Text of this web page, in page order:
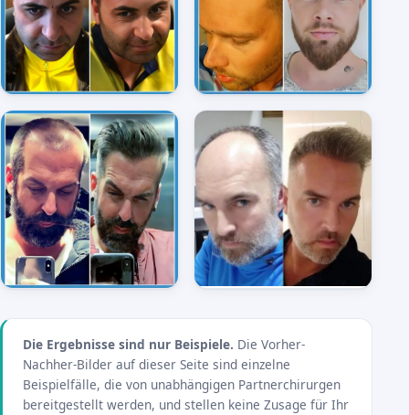
Die Ergebnisse sind nur Beispiele. Die Vorher-
Nachher-Bilder auf dieser Seite sind einzelne
Beispielfälle, die von unabhängigen Partnerchirurgen
bereitgestellt werden, und stellen keine Zusage für Ihr